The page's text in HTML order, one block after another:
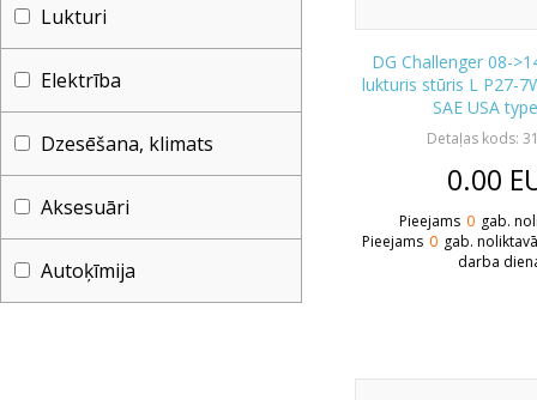
Lukturi
Elektrība
Dzesēšana, klimats
Aksesuāri
Autoķīmija
DG Challenger 08-
lukturis stūris L P27-
SAE USA
Detaļas kods:
0.00
Pieejams 0 gab.
Pieejams 0 gab.
darba